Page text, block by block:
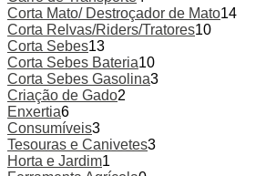
Corta Mato/ Destroçador de Mato14
Corta Relvas/Riders/Tratores10
Corta Sebes13
Corta Sebes Bateria10
Corta Sebes Gasolina3
Criação de Gado2
Enxertia6
Consumíveis3
Tesouras e Canivetes3
Horta e Jardim1